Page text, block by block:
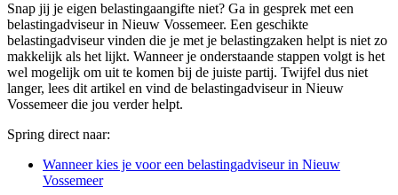
Snap jij je eigen belastingaangifte niet? Ga in gesprek met een
belastingadviseur in Nieuw Vossemeer. Een geschikte
belastingadviseur vinden die je met je belastingzaken helpt is niet zo
makkelijk als het lijkt. Wanneer je onderstaande stappen volgt is het
wel mogelijk om uit te komen bij de juiste partij. Twijfel dus niet
langer, lees dit artikel en vind de belastingadviseur in Nieuw
Vossemeer die jou verder helpt.
Spring direct naar:
Wanneer kies je voor een belastingadviseur in Nieuw
Vossemeer